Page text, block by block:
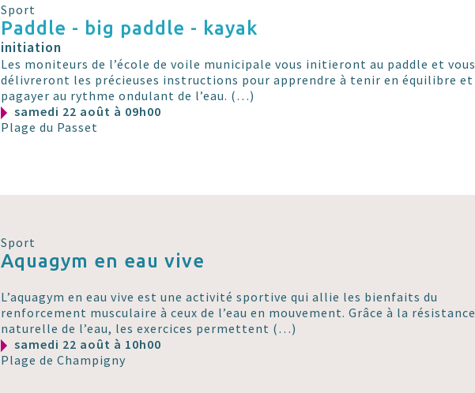
Sport
Paddle - big paddle - kayak
initiation
Les moniteurs de l’école de voile municipale vous initieront au paddle et vous
délivreront les précieuses instructions pour apprendre à tenir en équilibre et
pagayer au rythme ondulant de l’eau. (…)
samedi 22 août à 09h00
Plage du Passet
Sport
Aquagym en eau vive
L’aquagym en eau vive est une activité sportive qui allie les bienfaits du
renforcement musculaire à ceux de l’eau en mouvement. Grâce à la résistance
naturelle de l’eau, les exercices permettent (…)
samedi 22 août à 10h00
Plage de Champigny